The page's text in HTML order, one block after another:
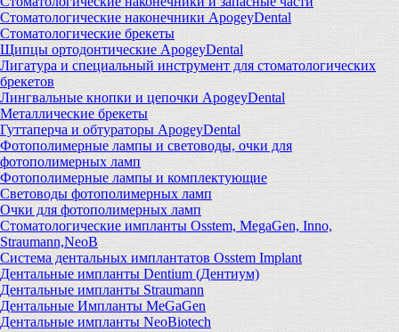
Стоматологические наконечники ApogeyDental
Стоматологические брекеты
Щипцы ортодонтические ApogeyDental
Лигатура и специальный инструмент для стоматологических
брекетов
Лингвальные кнопки и цепочки ApogeyDental
Металлические брекеты
Гуттаперча и обтураторы ApogeyDental
Фотополимерные лампы и световоды, очки для
фотополимерных ламп
Фотополимерные лампы и комплектующие
Световоды фотополимерных ламп
Очки для фотополимерных ламп
Стоматологические импланты Osstem, MegaGen, Inno,
Straumann,NeoB
Система дентальных имплантатов Osstem Implant
Дентальные импланты Dentium (Дентиум)
Дентальные импланты Straumann
Дентальные Импланты MeGaGen
Дентальные импланты NeoBiotech